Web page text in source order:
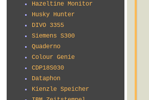
Hazeltine Monitor
Husky Hunter
DIVO 3355
Siemens S300
Quaderno
Colour Genie
CDP18S030
Dataphon
Kienzle Speicher